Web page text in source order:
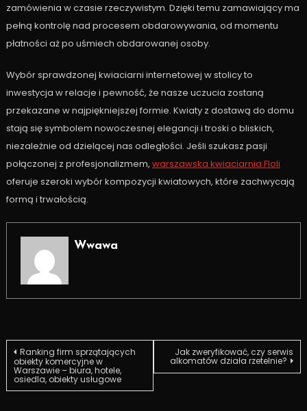
zamówienia w czasie rzeczywistym. Dzięki temu zamawiający ma
pełną kontrolę nad procesem obdarowywania, od momentu
płatności aż po uśmiech obdarowanej osoby.
Wybór sprawdzonej kwiaciarni internetowej w stolicy to
inwestycja w relacje i pewność, że nasze uczucia zostaną
przekazane w najpiękniejszej formie. Kwiaty z dostawą do domu
stają się symbolem nowoczesnej elegancji i troski o bliskich,
niezależnie od dzielącej nas odległości. Jeśli szukasz pasji
połączonej z profesjonalizmem, warszawska kwiaciarnia Floli
oferuje szeroki wybór kompozycji kwiatowych, które zachwycają
formą i trwałością.
Wwawa
Nawigacja
wpisu
Ranking firm sprzątających
obiekty komercyjne w
Warszawie – biura, hotele,
osiedla, obiekty usługowe
Jak zweryfikować, czy serwis
alkomatów działa rzetelnie?